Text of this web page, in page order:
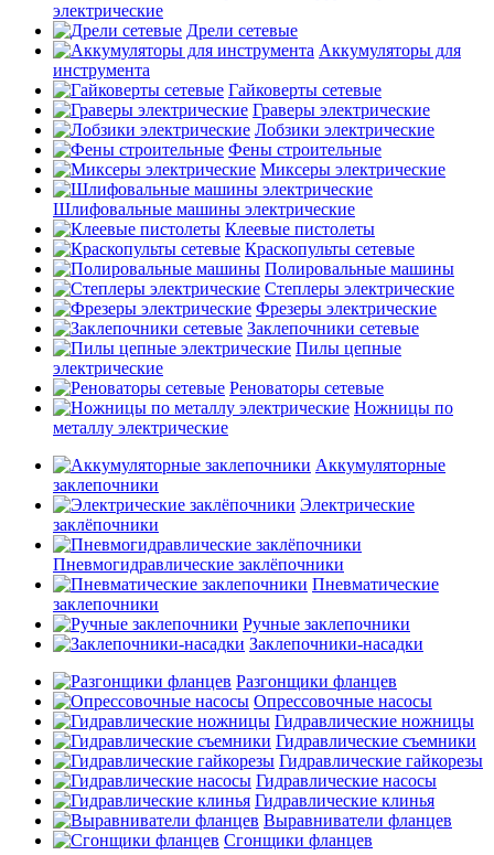
электрические
Дрели сетевые
Аккумуляторы для
инструмента
Гайковерты сетевые
Граверы электрические
Лобзики электрические
Фены строительные
Миксеры электрические
Шлифовальные машины электрические
Клеевые пистолеты
Краскопульты сетевые
Полировальные машины
Степлеры электрические
Фрезеры электрические
Заклепочники сетевые
Пилы цепные
электрические
Реноваторы сетевые
Ножницы по
металлу электрические
Аккумуляторные
заклепочники
Электрические
заклёпочники
Пневмогидравлические заклёпочники
Пневматические
заклепочники
Ручные заклепочники
Заклепочники-насадки
Разгонщики фланцев
Опрессовочные насосы
Гидравлические ножницы
Гидравлические съемники
Гидравлические гайкорезы
Гидравлические насосы
Гидравлические клинья
Выравниватели фланцев
Сгонщики фланцев